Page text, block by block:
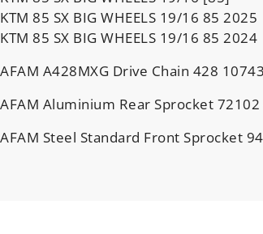
KTM 85 SX BIG WHEELS 19/16 85 2025
KTM 85 SX BIG WHEELS 19/16 85 2024
AFAM A428MXG Drive Chain 428
AFAM Aluminium Rear Sprocket
AFAM Steel Standard Front Sprocket